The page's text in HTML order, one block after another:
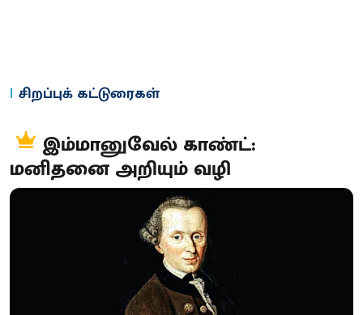
சிறப்புக் கட்டுரைகள்
இம்மானுவேல் காண்ட்:
மனிதனை அறியும் வழி